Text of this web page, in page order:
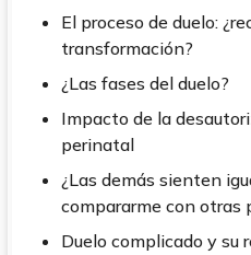
El proceso de duelo:
transformación?
¿Las fases del duelo?
Impacto de la
perinatal
¿Las demás sienten
compararme con otras
Duelo complicado y su